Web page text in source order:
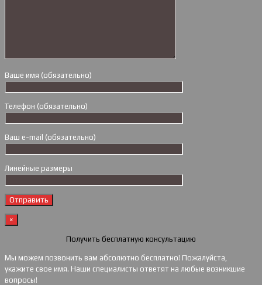
Ваше имя (обязательно)
Телефон (обязательно)
Ваш e-mail (обязательно)
Линейные размеры
×
Получить бесплатную консультацию
Мы можем позвонить вам абсолютно бесплатно! Пожалуйста,
укажите свое имя. Наши специалисты ответят на любые возникшие
вопросы!